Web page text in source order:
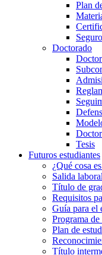
Plan
Doctorado
Tesis
Futuros estudiantes
¿Qué cosa
Salida laboral
Título de
Requisitos
Guía para el
Programa
Plan de
Título